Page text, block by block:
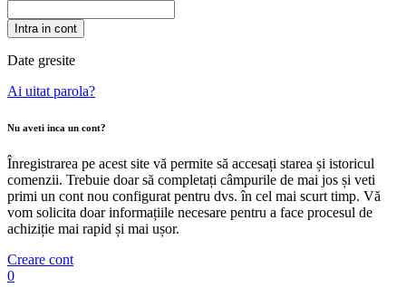
Intra in cont
Date gresite
Ai uitat parola?
Nu aveti inca un cont?
Înregistrarea pe acest site vă permite să accesați starea și istoricul
comenzii. Trebuie doar să completați câmpurile de mai jos și veti
primi un cont nou configurat pentru dvs. în cel mai scurt timp. Vă
vom solicita doar informațiile necesare pentru a face procesul de
achiziție mai rapid și mai ușor.
Creare cont
0